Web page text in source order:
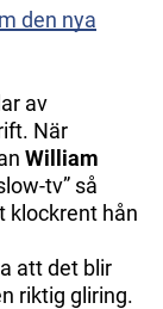
den nya
av
När
William
tv” så
klockrent hån
att det blir
riktig gliring.